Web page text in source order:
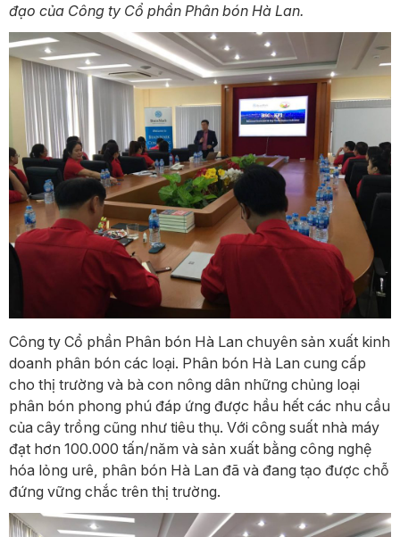
đạo của Công ty Cổ phần Phân bón Hà Lan.
Công ty Cổ phần Phân bón Hà Lan chuyên sản xuất kinh
doanh phân bón các loại. Phân bón Hà Lan cung cấp
cho thị trường và bà con nông dân những chủng loại
phân bón phong phú đáp ứng được hầu hết các nhu cầu
của cây trồng cũng như tiêu thụ. Với công suất nhà máy
đạt hơn 100.000 tấn/năm và sản xuất bằng công nghệ
hóa lỏng urê, phân bón Hà Lan đã và đang tạo được chỗ
đứng vững chắc trên thị trường.